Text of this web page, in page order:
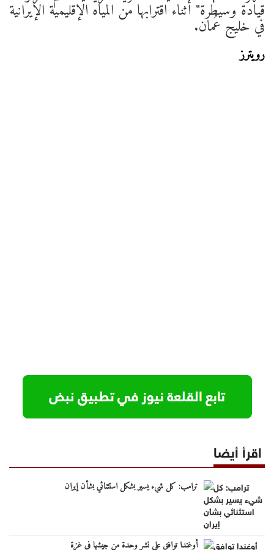
قيادة وسيطرة" ‌أثناء ⁠اقترابها من المياه الإقليمية ​الإيرانية
​في ⁠خليج ​عُمان.
رويترز
اقرأ أيضا
ترامب: كل شيء يسير بشكل استثنائي بشأن إيران
أوغندا توافق على نشر وحدة من جيشها في غزة